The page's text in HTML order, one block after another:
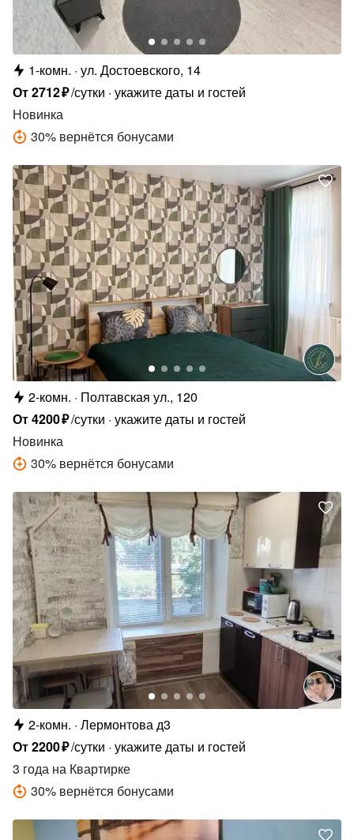
1-комн. ул. Достоевского, 14
От2712₽/сутки укажите даты и гостей
Новинка
30% вернётся бонусами
2-комн.
Полтавская ул., 120
От4200₽/сутки укажите даты и гостей
Новинка
30% вернётся бонусами
2-комн. Лермонтова д3
От2200₽/сутки укажите даты и гостей
3 года на Квартирке
30% вернётся бонусами